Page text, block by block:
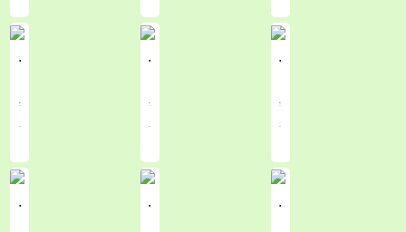
. . .
. . .